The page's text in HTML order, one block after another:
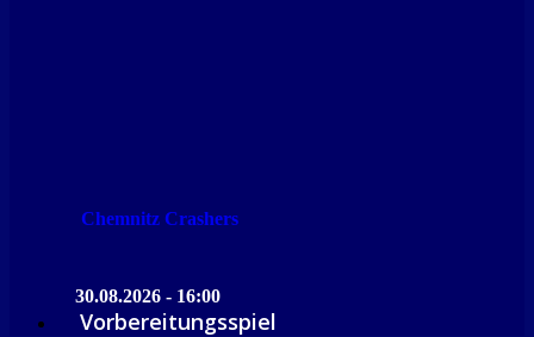
Chemnitz Crashers
30.08.2026 - 16:00
Vorbereitungsspiel